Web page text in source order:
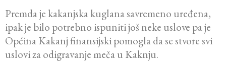
Premda je kakanjska kuglana savremeno uređena,
ipak je bilo potrebno ispuniti još neke uslove pa je
Općina Kakanj finansijski pomogla da se stvore svi
uslovi za odigravanje meča u Kaknju.